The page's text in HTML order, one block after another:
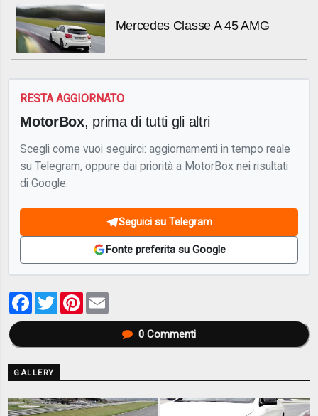
Mercedes Classe A 45 AMG
RESTA AGGIORNATO
MotorBox, prima di tutti gli altri
Scegli come vuoi seguirci: aggiornamenti in tempo reale
su Telegram, oppure dai priorità a MotorBox nei risultati
di Google.
Seguici su Telegram
Fonte preferita su Google
Facebook
TwitterPinterest
0Commenti
GALLERY